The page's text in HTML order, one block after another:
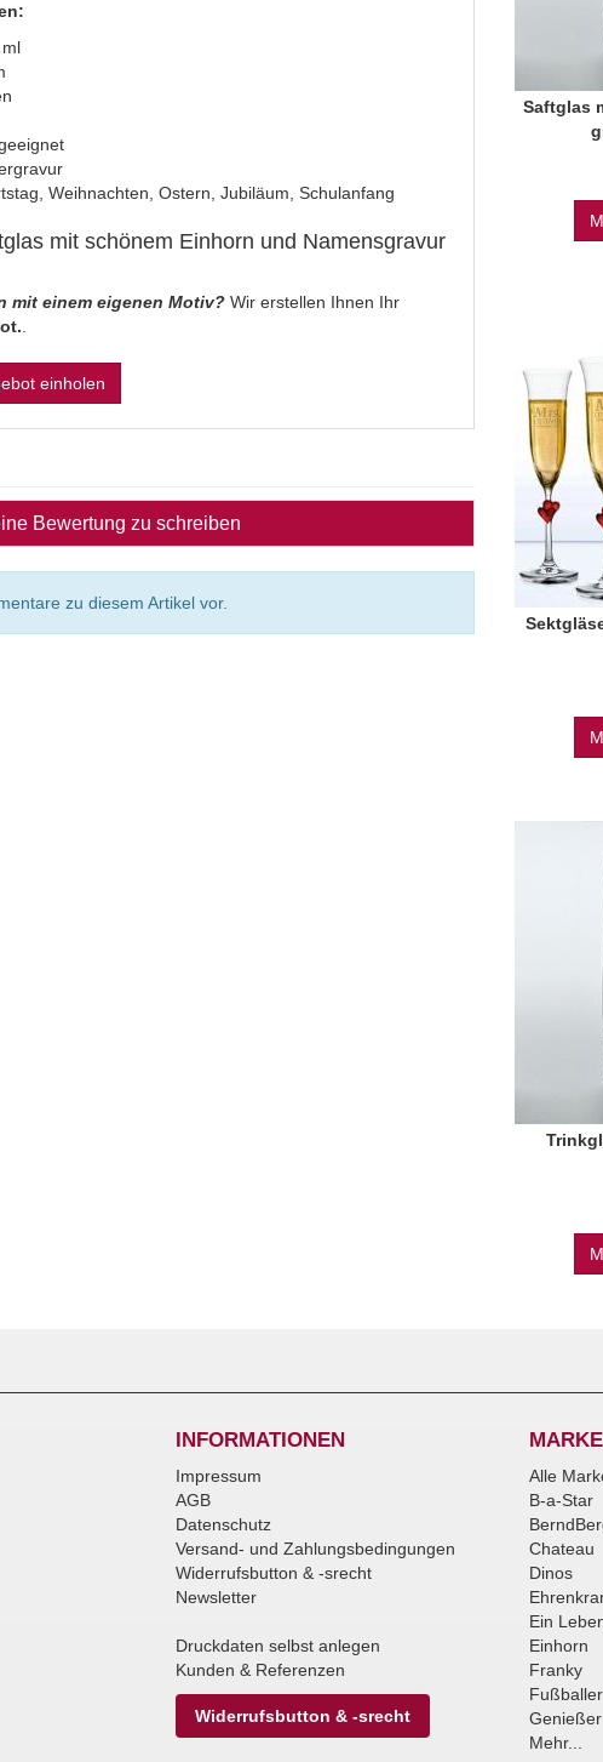
Weihnachten, Ostern, Jubiläum, Schulanfang
mit schönem Einhorn und Namensgravur
mit einem eigenen Motiv? Wir erstellen Ihnen Ihr
einholen
Bewertung zu schreiben
zu diesem Artikel vor.
Saftglas
INFORMATIONEN
Impressum
AGB
Datenschutz
Versand- und Zahlungsbedingungen
Widerrufsbutton & -srecht
Newsletter
Druckdaten selbst anlegen
Kunden & Referenzen
Widerrufsbutton & -srecht
Alle
B-a-Star
Chateau
Dinos
Ein
Einhorn
Franky
Fußballer
Genießer
Mehr...